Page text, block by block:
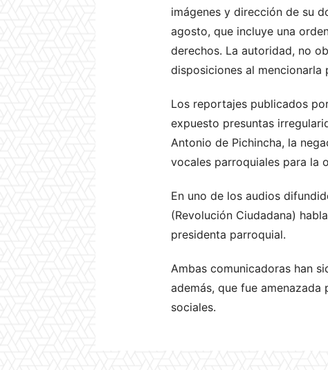
imágenes y dirección de su
agosto, que incluye una
derechos. La autoridad, no
disposiciones al mencionarla
Los reportajes publicados
expuesto presuntas
Antonio de Pichincha, la
vocales parroquiales para la
En uno de los audios
(Revolución Ciudadana)
presidenta parroquial.
Ambas comunicadoras han
además, que fue
sociales.